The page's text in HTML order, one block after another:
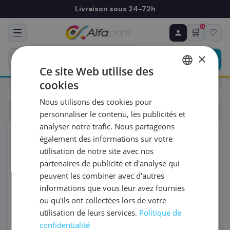
Livraison sous 24-72h
🛒
0
♡
Cartouches
HP
capacité, 1 600 pages
ORIGINAL
♻ COMMANDE RÉCURRENTE
Prévoyez & économisez
Programmez votre prochain achat — notre équipe
vous prépare un devis personnalisé
RÉFÉRENCE DU PRODUIT
FRÉQUENCE
QUANTITÉ PAR LIVRAISON
DATE DE PREMIÈRE LIVRAISON SOUHAITÉE
×
Ce site Web utilise des
cookies
Nous utilisons des cookies pour
personnaliser le contenu, les publicités et
analyser notre trafic. Nous partageons
également des informations sur votre
utilisation de notre site avec nos
partenaires de publicité et d'analyse qui
peuvent les combiner avec d'autres
informations que vous leur avez fournies
ou qu'ils ont collectées lors de votre
utilisation de leurs services. Politique de
confidentialité